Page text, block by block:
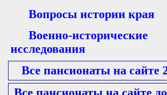
Вопросы истории края
Военно-исторические
исследования
Все пансионаты на сайте